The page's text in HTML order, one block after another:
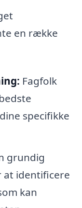
en række
Fagfolk
specifikke
grundig
at identificere
kan